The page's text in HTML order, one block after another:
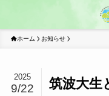
ホーム お知らせ
筑波大生
2025
9/22